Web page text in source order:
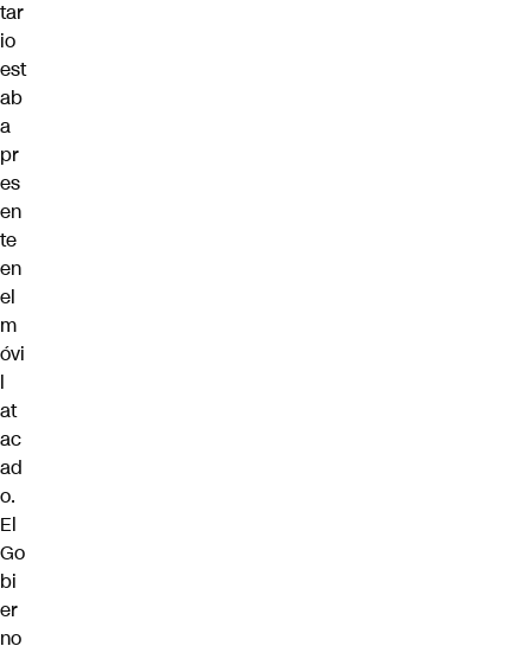
tar
io
est
ab
a
pr
es
en
te
en
el
m
óvi
l
at
ac
ad
o.
El
Go
bi
er
no